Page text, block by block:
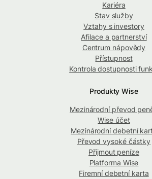
Kariéra
Stav služby
Vztahy s investory
Afilace a partnerství
Centrum nápovědy
Přístupnost
Kontrola dostupnosti
Produkty Wise
Mezinárodní převod
Wise účet
Mezinárodní debetní
Převod vysoké částky
Přijmout peníze
Platforma Wise
Firemní debetní karta